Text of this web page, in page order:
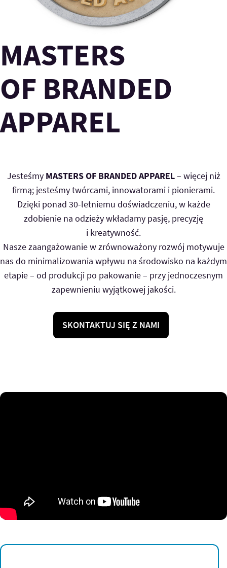
MASTERS
OF BRANDED
APPAREL
Jesteśmy MASTERS OF BRANDED APPAREL– więcej niż
firmą; jesteśmy twórcami, innowatorami i pionierami.
Dzięki ponad 30-letniemu doświadczeniu, w każde
zdobienie na odzieży wkładamy pasję, precyzję
i kreatywność.
Nasze zaangażowanie w zrównoważony rozwój motywuje
nas do minimalizowania wpływu na środowisko na każdym
etapie – od produkcji po pakowanie – przy jednoczesnym
zapewnieniu wyjątkowej jakości.
SKONTAKTUJ SIĘ Z NAMI